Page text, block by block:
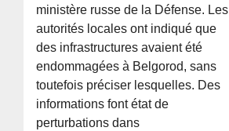
ministère russe de la Défense. Les
autorités locales ont indiqué que
des infrastructures avaient été
endommagées à Belgorod, sans
toutefois préciser lesquelles. Des
informations font état de
perturbations dans